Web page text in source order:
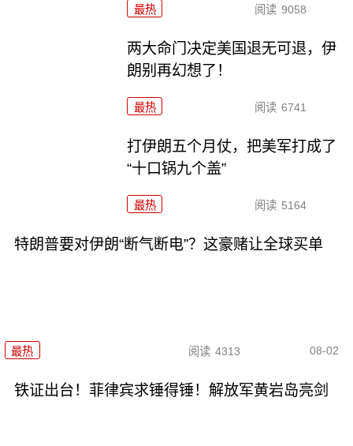
最热 阅读 9058
两大命门决定美国退无可退，伊
朗别再幻想了！
最热 阅读 6741
打伊朗五个月仗，把美军打成了
“十口锅九个盖”
最热 阅读 5164
特朗普要对伊朗“断气断电”？这豪赌让全球买单
最热 阅读 4313 08-02
铁证出台！菲律宾求锤得锤！解放军黄岩岛亮剑